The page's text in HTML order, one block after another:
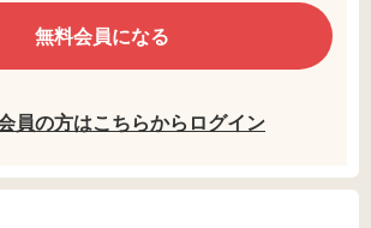
無料会員になる
員の方はこちらからログイン